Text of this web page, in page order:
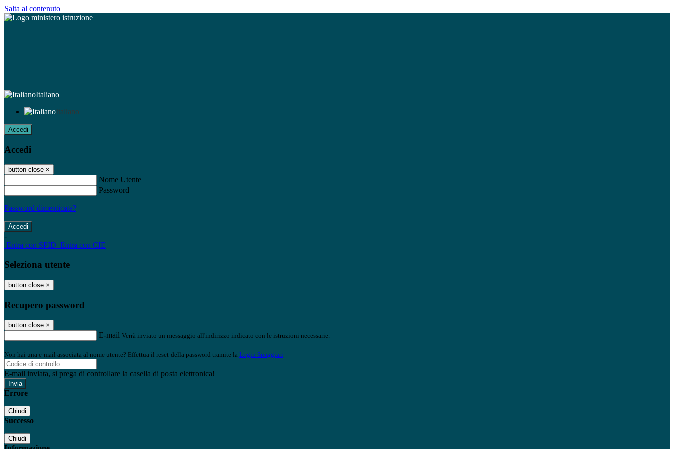
Salta al contenuto
Italiano
Italiano
Accedi
Accedi
button close ×
Nome Utente
Password
Password dimenticata?
-
Entra con SPID Entra con CIE
Seleziona utente
button close ×
Recupero password
button close ×
E-mail Verrà inviato un messaggio all'indirizzo indicato con le istruzioni necessarie.
Non hai una e-mail associata al nome utente? Effettua il reset della password tramite la Login Spaggiari
E-mail inviata, si prega di controllare la casella di posta elettronica!
Errore
Chiudi
Successo
Chiudi